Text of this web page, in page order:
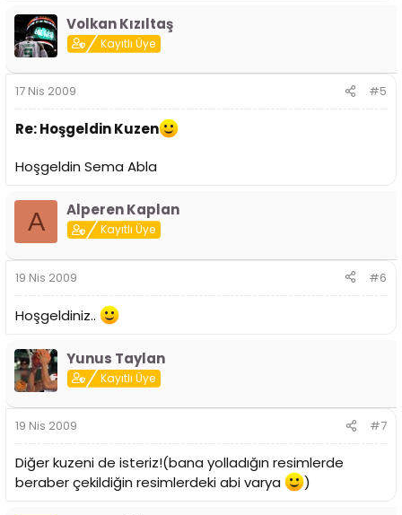
Volkan Kızıltaş
Kayıtlı Üye
17 Nis 2009 #5
Re: Hoşgeldin Kuzen
Hoşgeldin Sema Abla
A Alperen Kaplan
Kayıtlı Üye
19 Nis 2009 #6
Hoşgeldiniz..
Yunus Taylan
Kayıtlı Üye
19 Nis 2009 #7
Diğer kuzeni de isteriz!(bana yolladığın resimlerde
beraber çekildiğin resimlerdeki abi varya
)